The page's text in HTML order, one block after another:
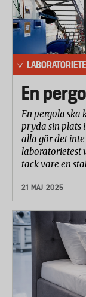
En
En pergola ska
pryda sin plats
alla gör det
laboratorietest
tack vare en
21 MAJ 2025